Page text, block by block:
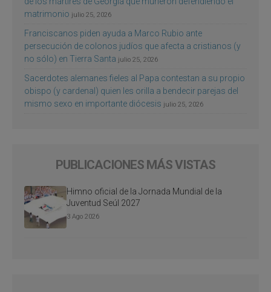
matrimonio julio 25, 2026
Franciscanos piden ayuda a Marco Rubio ante
persecución de colonos judíos que afecta a cristianos (y
no sólo) en Tierra Santa julio 25, 2026
Sacerdotes alemanes fieles al Papa contestan a su propio
obispo (y cardenal) quien les orilla a bendecir parejas del
mismo sexo en importante diócesis julio 25, 2026
PUBLICACIONES MÁS VISTAS
Himno oficial de la Jornada Mundial de la
Juventud Seúl 2027
3 Ago 2026